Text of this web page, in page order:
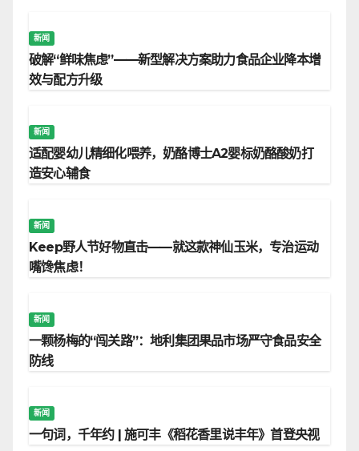
新闻
破解“鲜味焦虑”——新型解决方案助力食品企业降本增
效与配方升级
新闻
适配婴幼儿精细化喂养，奶酪博士A2婴标奶酪酸奶打
造安心辅食
新闻
Keep野人节好物直击——就这款神仙玉米，专治运动
嘴馋焦虑！
新闻
一颗杨梅的“闯关路”：地利集团果品市场严守食品安全
防线
新闻
一句词，千年约 | 施可丰《稻花香里说丰年》首登央视